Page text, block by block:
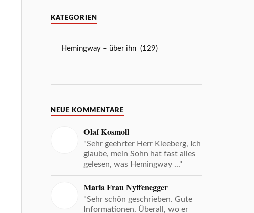
KATEGORIEN
NEUE KOMMENTARE
Olaf Kosmoll
"Sehr geehrter Herr Kleeberg, Ich
glaube, mein Sohn hat fast alles
gelesen, was Hemingway ..."
Maria Frau Nyffenegger
"Sehr schön geschrieben. Gute
Informationen. Überall, wo er